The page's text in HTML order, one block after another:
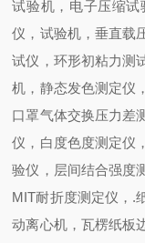
试验机，电子压缩
仪 ，试验机， 垂直载
试仪，环形初粘力测
机，静态发色测定仪
口罩气体交换压力差
仪， 白度色度测定仪
验仪，层间结合强度
MIT耐折度测定仪， .
动离心机，瓦楞纸板